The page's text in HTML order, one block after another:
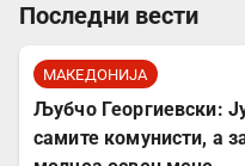
Последни вести
МАКЕДОНИЈА
Љубчо Георгиевски:
самите комунисти, а